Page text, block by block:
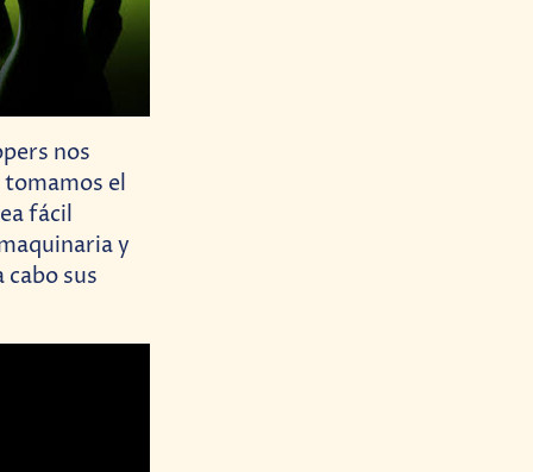
nos
tomamos el
fácil
y
sus